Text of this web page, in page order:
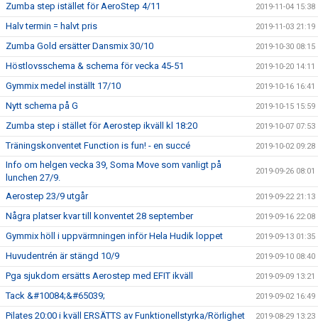
Zumba step istället för AeroStep 4/11 2019-11-04 15:38
Halv termin = halvt pris 2019-11-03 21:19
Zumba Gold ersätter Dansmix 30/10 2019-10-30 08:15
Höstlovsschema & schema för vecka 45-51 2019-10-20 14:11
Gymmix medel inställt 17/10 2019-10-16 16:41
Nytt schema på G 2019-10-15 15:59
Zumba step i stället för Aerostep ikväll kl 18:20 2019-10-07 07:53
Träningskonventet Function is fun! - en succé 2019-10-02 09:28
Info om helgen vecka 39, Soma Move som vanligt på
lunchen 27/9.
2019-09-26 08:01
Aerostep 23/9 utgår 2019-09-22 21:13
Några platser kvar till konventet 28 september 2019-09-16 22:08
Gymmix höll i uppvärmningen inför Hela Hudik loppet 2019-09-13 01:35
Huvudentrén är stängd 10/9 2019-09-10 08:40
Pga sjukdom ersätts Aerostep med EFIT ikväll 2019-09-09 13:21
Tack &#10084;&#65039; 2019-09-02 16:49
Pilates 20:00 i kväll ERSÄTTS av Funktionellstyrka/Rörlighet 2019-08-29 13:23